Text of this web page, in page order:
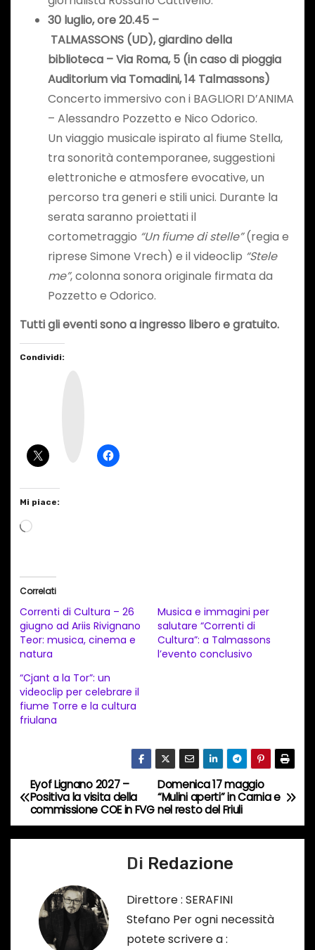
30 luglio, ore 20.45–
TALMASSONS (UD),giardino della
biblioteca– Via Roma, 5 (in caso di pioggia
Auditorium via Tomadini, 14 Talmassons)
Concerto immersivo con i BAGLIORI D’ANIMA
– Alessandro Pozzetto e Nico Odorico.
Un viaggio musicale ispirato al fiume Stella,
tra sonorità contemporanee, suggestioni
elettroniche e atmosfere evocative, un
percorso tra generi e stili unici. Durante la
serata saranno proiettati il
cortometraggio “Un fiume di stelle”(regia e
riprese Simone Vrech) e il videoclip “Stele
me”, colonna sonora originale firmata da
Pozzetto e Odorico.
Tutti gli eventi sono a ingresso libero e gratuito.
Condividi:
Mi piace:
C
a
m
e
n
t
o
c
o
s
Correlati
Correnti di Cultura – 26
giugno ad Ariis Rivignano
Teor: musica, cinema e
natura
Musica e immagini per
salutare “Correnti di
Cultura”: a Talmassons
l’evento conclusivo
“Cjant a la Tor”: un
videoclip per celebrare il
fiume Torre e la cultura
friulana
N
a
Domenica 17 maggio
“Mulini aperti” in Carnia e
nel resto del Friuli
Eyof Lignano 2027 –
Positiva la visita della
commissione COE in FVG
Di Redazione
Direttore : SERAFINI
Stefano Per ogni necessità
potete scrivere a :